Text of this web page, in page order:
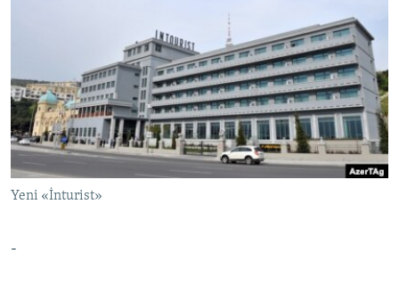
FOTOQALEREYA
İNFOQRAFIKA
RADIO ARXIV
OXU ZALI
AZƏRBAYCAN ƏDƏBIYYATI KITABXANASI
İZ - MƏDƏNIYYƏT PROQRAMI
HAQQIMIZDA
MISSIYAMIZ
PEŞƏ ETIKASI VƏ JURNALISTIKA STANDARTLARIMIZ
MATERIALLARIMIZDAN ISTIFADƏ
BIZI IZLƏ
Yeni «İnturist»
-